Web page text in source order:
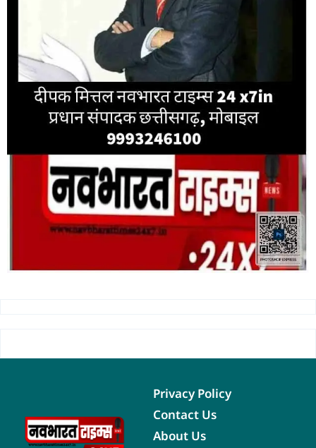
Privacy Policy
Contact Us
About Us